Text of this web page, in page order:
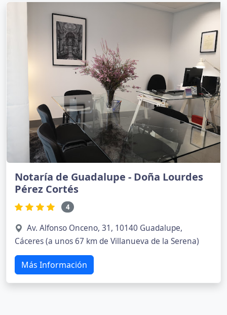
Notaría de Guadalupe - Doña Lourdes
Pérez Cortés
4
Av. Alfonso Onceno, 31, 10140 Guadalupe,
Cáceres (a unos 67 km de Villanueva de la Serena)
Más Información